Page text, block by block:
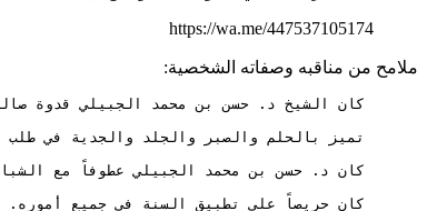
https://wa.me/447537105174
ملامح من مناقبه وصفاته الشخصية:
      كان حريصاً على تطبيق السنة في جميع أموره.